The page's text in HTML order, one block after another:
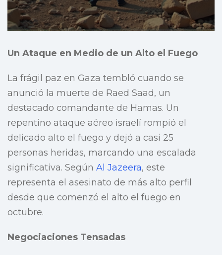
Un Ataque en Medio de un Alto el Fuego
La frágil paz en Gaza tembló cuando se
anunció la muerte de Raed Saad, un
destacado comandante de Hamas. Un
repentino ataque aéreo israelí rompió el
delicado alto el fuego y dejó a casi 25
personas heridas, marcando una escalada
significativa. Según Al Jazeera, este
representa el asesinato de más alto perfil
desde que comenzó el alto el fuego en
octubre.
Negociaciones Tensadas